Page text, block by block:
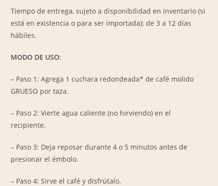
Tiempo de entrega, sujeto a disponibilidad en inventario (si
está en existencia o para ser importada): de 3 a 12 días
hábiles.
MODO DE USO:
– Paso 1: Agrega 1 cuchara redondeada* de café molido
GRUESO por taza.
– Paso 2: Vierte agua caliente (no hirviendo) en el
recipiente.
– Paso 3: Deja reposar durante 4 o 5 minutos antes de
presionar el émbolo.
– Paso 4: Sirve el café y disfrútalo.